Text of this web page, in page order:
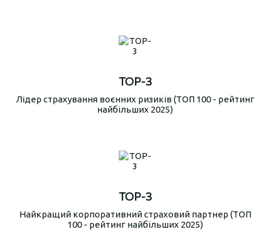
TOP-3
Лідер страхування воєнних ризиків (ТОП 100 - рейтинг
найбільших 2025)
TOP-3
Найкращий корпоративний страховий партнер (ТОП
100 - рейтинг найбільших 2025)